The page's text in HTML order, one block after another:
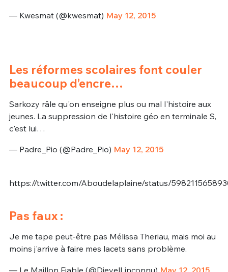
— Kwesmat (@kwesmat) May 12, 2015
Les réformes scolaires font couler
beaucoup d’encre…
Sarkozy râle qu'on enseigne plus ou mal l'histoire aux
jeunes. La suppression de l'histoire géo en terminale S,
c'est lui…
— Padre_Pio (@Padre_Pio) May 12, 2015
https://twitter.com/Aboudelaplaine/status/
Pas faux :
Je me tape peut-être pas Mélissa Theriau, mais moi au
moins j'arrive à faire mes lacets sans problème.
— Le Maillon Fiable (@DjeyelLinconnu) May 12, 2015